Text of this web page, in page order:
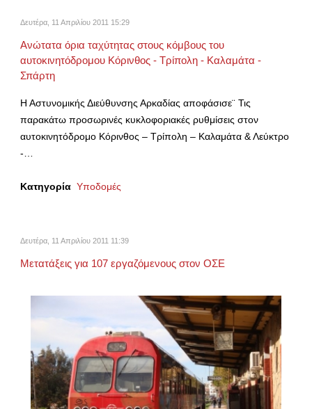
Δευτέρα, 11 Απριλίου 2011 15:29
Ανώτατα όρια ταχύτητας στους κόμβους του
αυτοκινητόδρομου Κόρινθος - Τρίπολη - Καλαμάτα -
Σπάρτη
Η Αστυνομικής Διεύθυνσης Αρκαδίας αποφάσισε¨ Τις
παρακάτω προσωρινές κυκλοφοριακές ρυθμίσεις στον
αυτοκινητόδρομο Κόρινθος – Τρίπολη – Καλαμάτα & Λεύκτρο
-…
Κατηγορία Υποδομές
Δευτέρα, 11 Απριλίου 2011 11:39
Μετατάξεις για 107 εργαζόμενους στον ΟΣΕ